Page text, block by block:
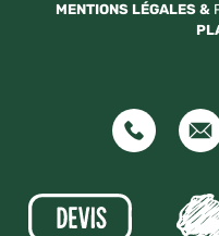
MENTIONS LÉGALES &